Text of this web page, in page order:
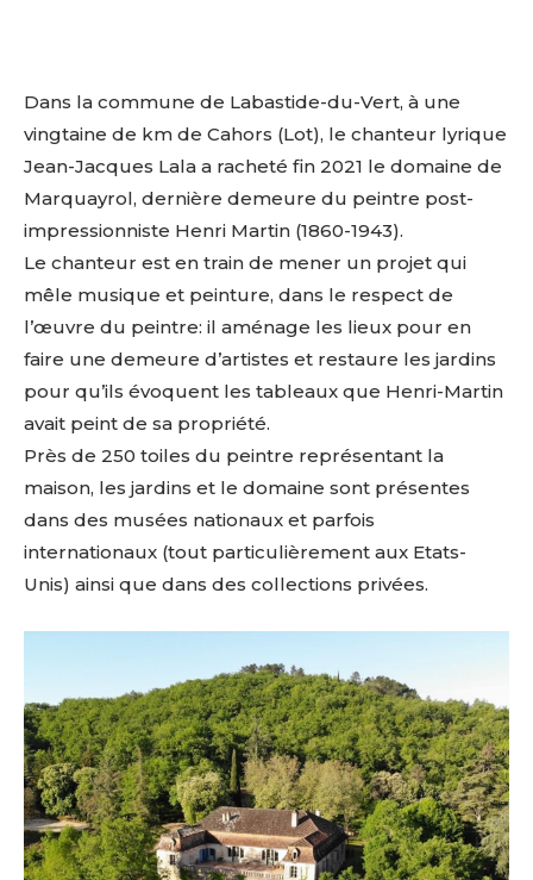
Dans la commune de Labastide-du-Vert, à une
vingtaine de km de Cahors (Lot), le chanteur lyrique
Jean-Jacques Lala a racheté fin 2021 le domaine de
Marquayrol, dernière demeure du peintre post-
impressionniste Henri Martin (1860-1943).
Le chanteur est en train de mener un projet qui
mêle musique et peinture, dans le respect de
l’œuvre du peintre: il aménage les lieux pour en
faire une demeure d’artistes et restaure les jardins
pour qu’ils évoquent les tableaux que Henri-Martin
avait peint de sa propriété.
Près de 250 toiles du peintre représentant la
maison, les jardins et le domaine sont présentes
dans des musées nationaux et parfois
internationaux (tout particulièrement aux Etats-
Unis) ainsi que dans des collections privées.